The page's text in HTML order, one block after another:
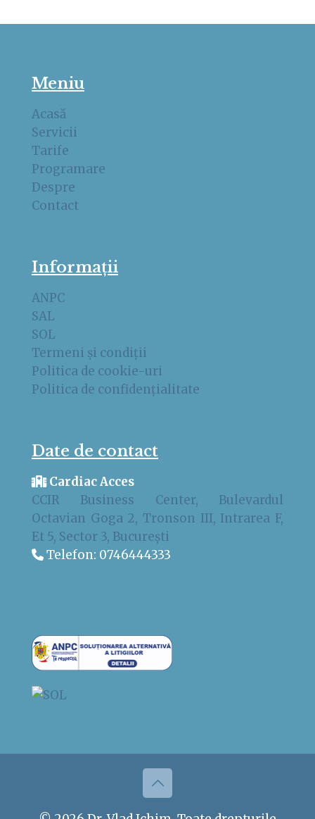
Meniu
Acasă
Servicii
Tarife
Programare
Despre
Contact
Informații
ANPC
SAL
SOL
Termeni și condiții
Politica de cookie-uri
Politica de confidențialitate
Date de contact
Cardiac Acces
CCIR Business Center, Bulevardul
Octavian Goga 2, Tronson III, Intrarea F,
Et 5, Sector 3, București
Telefon: 0746444333